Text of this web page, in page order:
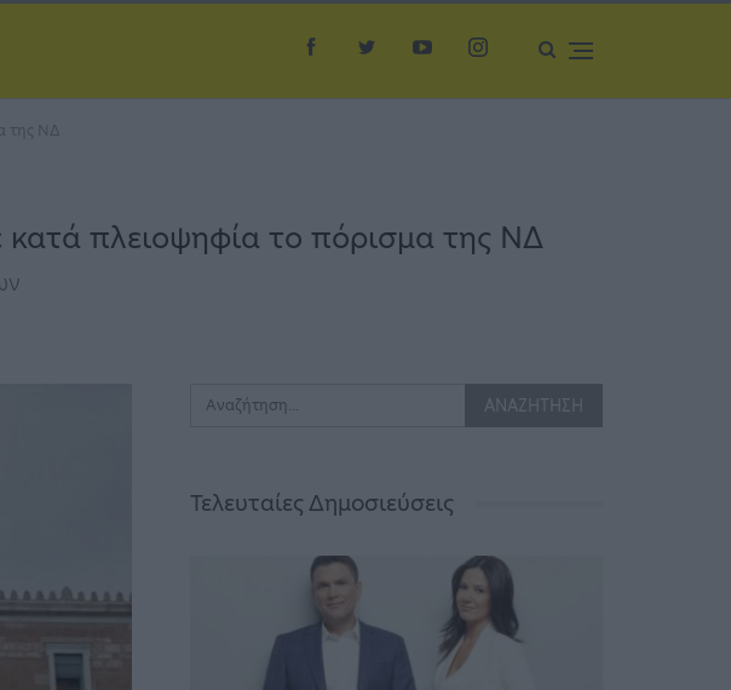
της ΝΔ
κατά πλειοψηφία το πόρισμα της ΝΔ
Τελευταίες Δημοσιεύσεις